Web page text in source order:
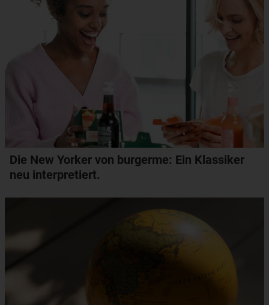
Die New Yorker von burgerme: Ein Klassiker
neu interpretiert.